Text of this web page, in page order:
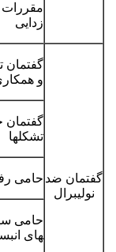
مقررات
زدایی
گفتمان ضد
نولیبرال
گفتمان
و
گفتمان
تشکلها
حامی
های